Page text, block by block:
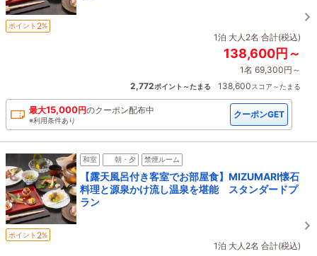
ポイント 2%
1泊 大人2名 合計(税込)
138,600円～
1名 69,300円～
2,772ポイント～たまる 138,600スコア～たまる
最大15,000円のクーポン配布中
※利用条件あり
クーポンGET
和室 朝・夕 禁煙ルーム
【露天風呂付き客室でお部屋食】MIZUMARI懐石
料理と源泉かけ流し温泉を堪能 スタンダードプ
ラン
ポイント 2%
1泊 大人2名 合計(税込)